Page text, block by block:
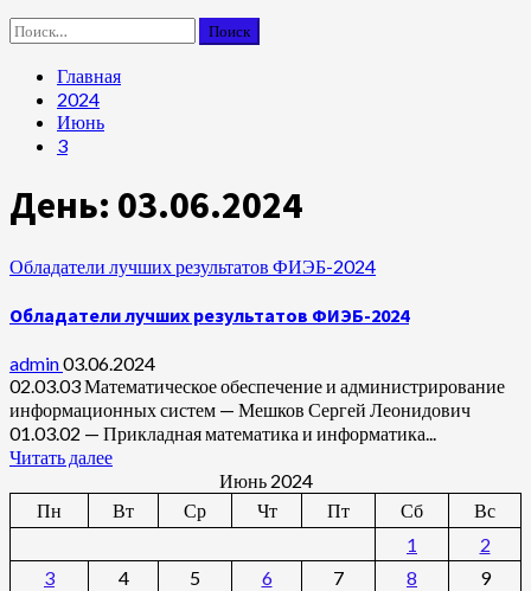
Найти:
Главная
2024
Июнь
3
День: 03.06.2024
Обладатели лучших результатов ФИЭБ-2024
Обладатели лучших результатов ФИЭБ-2024
admin03.06.2024
02.03.03 Математическое обеспечение и администрирование
информационных систем — Мешков Сергей Леонидович
01.03.02 — Прикладная математика и информатика...
Читать далее
Июнь 2024
Пн
Вт Ср Чт Пт Сб
Вс
1
2
3
4 5 6 7 8
9